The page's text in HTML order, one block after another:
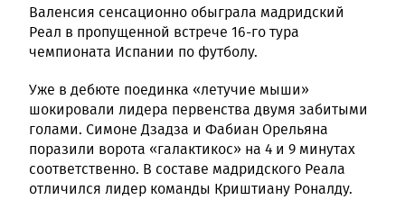
Валенсия сенсационно обыграла мадридский
Реал в пропущенной встрече 16-го тура
чемпионата Испании по футболу.
Уже в дебюте поединка «летучие мыши»
шокировали лидера первенства двумя забитыми
голами. Симоне Дзадза и Фабиан Орельяна
поразили ворота «галактикос» на 4 и 9 минутах
соответственно. В составе мадридского Реала
отличился лидер команды Криштиану Роналду.